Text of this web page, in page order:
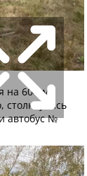
на 604-м
столкнулись
автобус №